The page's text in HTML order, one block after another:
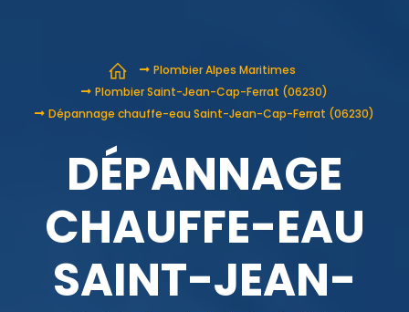
Plombier Alpes Maritimes
Plombier Saint-Jean-Cap-Ferrat (06230)
Dépannage chauffe-eau Saint-Jean-Cap-Ferrat (06230)
DÉPANNAGE
CHAUFFE-EAU
SAINT-JEAN-